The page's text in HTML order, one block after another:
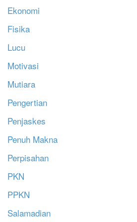
Ekonomi
Fisika
Lucu
Motivasi
Mutiara
Pengertian
Penjaskes
Penuh Makna
Perpisahan
PKN
PPKN
Salamadian